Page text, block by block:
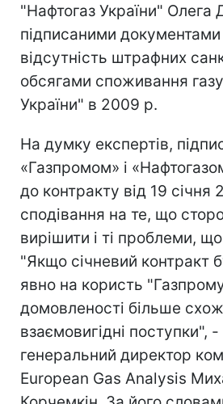
"Нафтогаз України" Олега
підписаними документами
відсутність штрафних
обсягами споживання
України" в 2009 р.
На думку експертів,
«Газпромом» і
до контракту від 19 січня
сподівання на те, що
вирішити і ті проблеми,
"Якщо січневий контракт
явно на користь
домовленості більше
взаємовигідні поступки", -
генеральний директор
European Gas Analysis